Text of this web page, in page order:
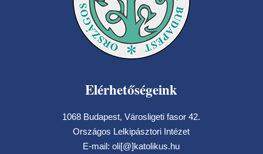
Elérhetőségeink
1068 Budapest, Városligeti fasor 42.
Országos Lelkipásztori Intézet
E-mail: oli[@]katolikus.hu